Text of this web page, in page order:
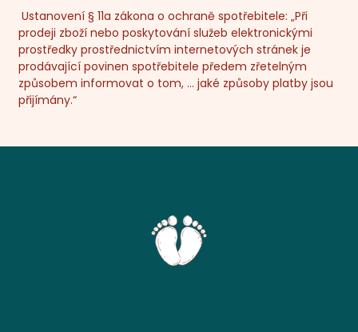
Ustanovení § 11a zákona o ochraně spotřebitele: „Při
prodeji zboží nebo poskytování služeb elektronickými
prostředky prostřednictvím internetových stránek je
prodávající povinen spotřebitele předem zřetelným
způsobem informovat o tom, … jaké způsoby platby jsou
přijímány.“